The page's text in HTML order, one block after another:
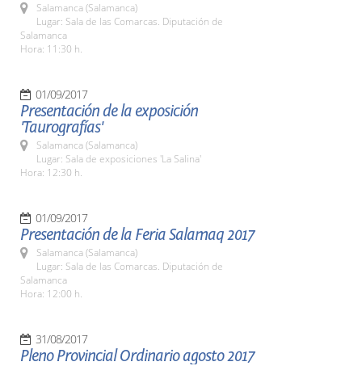
Salamanca (Salamanca)
Lugar: Sala de las Comarcas. Diputación de
Salamanca
Hora: 11:30 h.
01/09/2017
Presentación de la exposición
'Taurografías'
Salamanca (Salamanca)
Lugar: Sala de exposiciones 'La Salina'
Hora: 12:30 h.
01/09/2017
Presentación de la Feria Salamaq 2017
Salamanca (Salamanca)
Lugar: Sala de las Comarcas. Diputación de
Salamanca
Hora: 12:00 h.
31/08/2017
Pleno Provincial Ordinario agosto 2017